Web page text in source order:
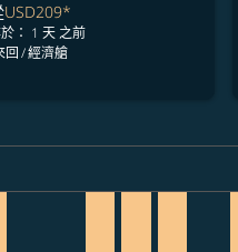
USD209*
： 1 天 之前
回/經濟艙
2026/08/22 – 2026/
CEB–TPE: cmp-view-
CEB–TPE: cmp-view-
CEB–TPE, 2026/
CEB–TPE,